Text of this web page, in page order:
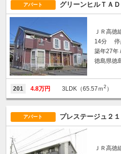
アパート グリーンヒルＴＡ
ＪＲ高徳
14分 停
築年27年
徳島県徳
201 4.8万円 3LDK（65.57ｍ2 ）
アパート プレステージュ２
ＪＲ高徳